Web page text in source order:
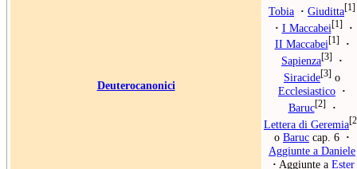
Deuterocanonici
Tobia · Giuditta[1]
· I Maccabei[1]
·
II Maccabei[1]
·
Sapienza[3]
·
Siracide[3] o
Ecclesiastico ·
Baruc[2]
·
Lettera di Geremia
o Baruc cap. 6 ·
Aggiunte a Daniele
· Aggiunte a Ester